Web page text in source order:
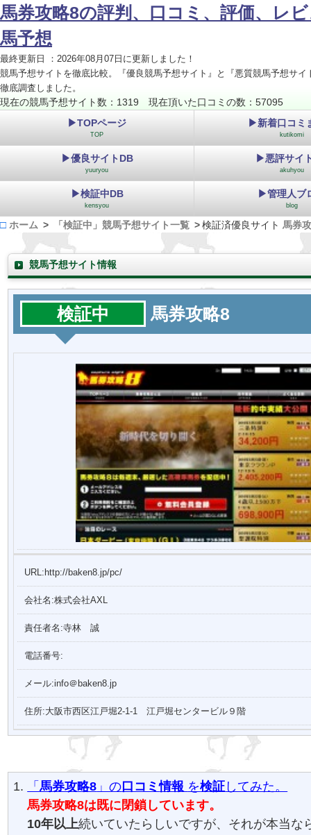
馬券攻略8の評判、口コミ、評価、レ
馬予想
最終更新日 ：2026年08月07日に更新しました！
競馬予想サイトを徹底比較。『優良競馬予想サイト』と『悪質競馬予想サイ
徹底調査しました。
現在の競馬予想サイト数：1319 現在頂いた口コミの数：57095
▶TOPページ
TOP
▶新着口コミ
kutikomi
▶優良サイトDB
yuuryou
▶悪評サイ
akuhyou
▶検証中DB
kensyou
▶管理人ブ
blog
ホーム 「検証中」競馬予想サイト一覧 検証済優良サイト 馬券
競馬予想サイト情報
検証中 馬券攻略8
URL:http://baken8.jp/pc/
会社名:株式会社AXL
責任者名:寺林 誠
電話番号:
メール:info＠baken8.jp
住所:大阪市西区江戸堀2-1-1 江戸堀センタービル９階
「馬券攻略8 」の 口コミ情報 を検証 してみた。
馬券攻略8は既に閉鎖しています。
10年以上続いていたらしいですが、それが本当な